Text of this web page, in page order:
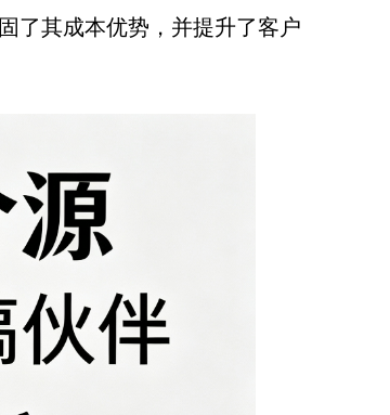
了其成本优势，并提升了客户